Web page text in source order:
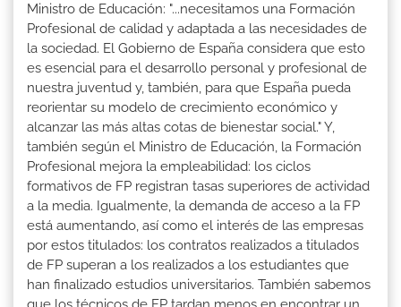
Ministro de Educación: "...necesitamos una Formación
Profesional de calidad y adaptada a las necesidades de
la sociedad. El Gobierno de España considera que esto
es esencial para el desarrollo personal y profesional de
nuestra juventud y, también, para que España pueda
reorientar su modelo de crecimiento económico y
alcanzar las más altas cotas de bienestar social." Y,
también según el Ministro de Educación, la Formación
Profesional mejora la empleabilidad: los ciclos
formativos de FP registran tasas superiores de actividad
a la media. Igualmente, la demanda de acceso a la FP
está aumentando, así como el interés de las empresas
por estos titulados: los contratos realizados a titulados
de FP superan a los realizados a los estudiantes que
han finalizado estudios universitarios. También sabemos